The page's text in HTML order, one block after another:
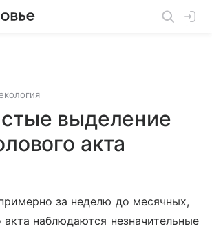
выделение
акта
за неделю до месячных,
акта наблюдаются незначительные